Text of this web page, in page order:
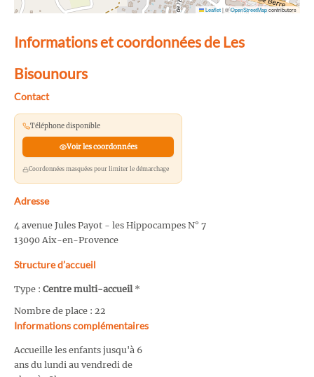
Leaflet|©OpenStreetMapcontributors
Informations et coordonnées de Les
Bisounours
Contact
Téléphone disponible
Voir les coordonnées
Coordonnées masquées pour limiter le démarchage
Adresse
4 avenue Jules Payot - les Hippocampes N° 7
13090 Aix-en-Provence
Structure d’accueil
Type : Centre multi-accueil*
Nombre de place : 22
Informations complémentaires
Accueille les enfants jusqu'à 6
ans du lundi au vendredi de